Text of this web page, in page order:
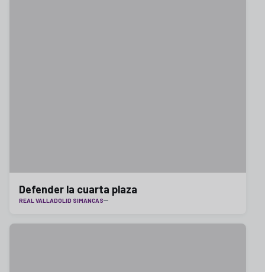
Defender la cuarta plaza
REAL VALLADOLID SIMANCAS